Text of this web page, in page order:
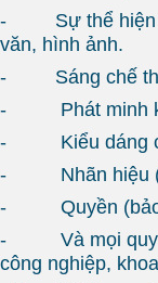
- Sự thể hiện
văn, hình ảnh.
- Sáng chế
- Phát minh
- Kiểu dáng
- Nhãn hiệu
- Quyền (bảo
- Và mọi quyền
công nghiệp,